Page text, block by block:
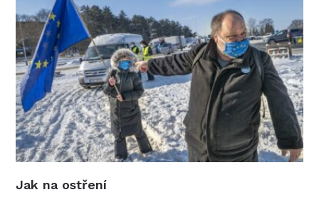
Jak na ostření